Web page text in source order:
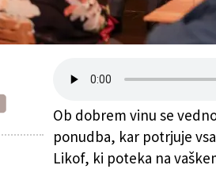
Ob dobrem vinu se
ponudba, kar potrjuje
Likof, ki poteka na